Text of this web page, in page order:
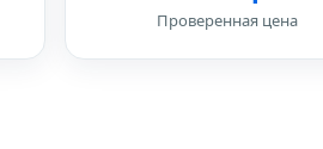
Проверенная цена